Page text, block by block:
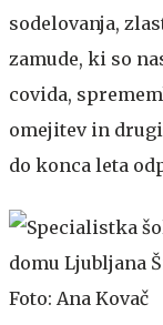
sodelovanja,
zamude, ki so
covida,
omejitev in
do konca leta